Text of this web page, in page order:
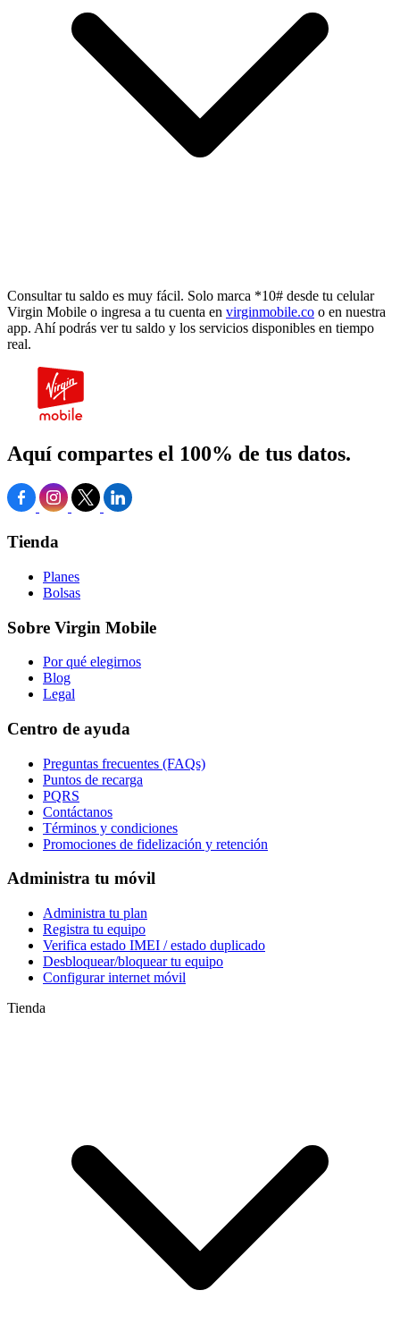
Consultar tu saldo es muy fácil. Solo marca *10# desde tu celular
Virgin Mobile o ingresa a tu cuenta en virginmobile.co o en nuestra
app. Ahí podrás ver tu saldo y los servicios disponibles en tiempo
real.
Aquí compartes el 100% de tus datos.
Tienda
Planes
Bolsas
Sobre Virgin Mobile
Por qué elegirnos
Blog
Legal
Centro de ayuda
Preguntas frecuentes (FAQs)
Puntos de recarga
PQRS
Contáctanos
Términos y condiciones
Promociones de fidelización y retención
Administra tu móvil
Administra tu plan
Registra tu equipo
Verifica estado IMEI / estado duplicado
Desbloquear/bloquear tu equipo
Configurar internet móvil
Tienda